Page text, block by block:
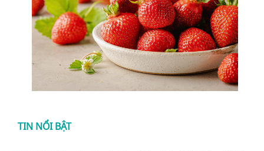
TIN NỔI BẬT